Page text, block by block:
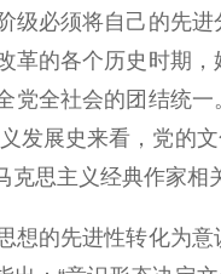
必须将自己的先进
革的各个历史时期
全社会的团结统
发展史来看，党的
思主义经典作家相
的先进性转化为意